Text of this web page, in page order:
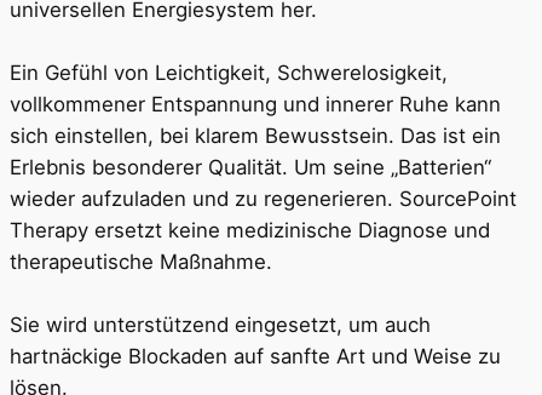
universellen Energiesystem her.
Ein Gefühl von Leichtigkeit, Schwerelosigkeit,
vollkommener Entspannung und innerer Ruhe kann
sich einstellen, bei klarem Bewusstsein. Das ist ein
Erlebnis besonderer Qualität. Um seine „Batterien“
wieder aufzuladen und zu regenerieren. SourcePoint
Therapy ersetzt keine medizinische Diagnose und
therapeutische Maßnahme.
Sie wird unterstützend eingesetzt, um auch
hartnäckige Blockaden auf sanfte Art und Weise zu
lösen.